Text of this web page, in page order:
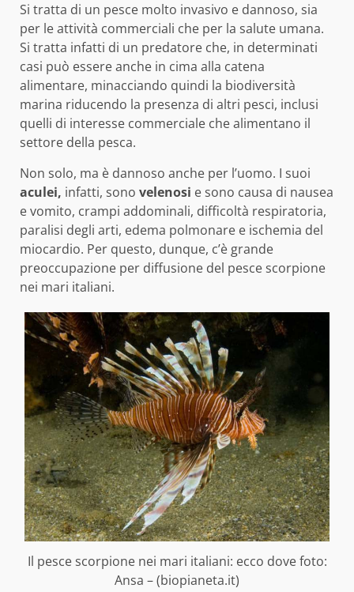
Si tratta di un pesce molto invasivo e dannoso, sia
per le attività commerciali che per la salute umana.
Si tratta infatti di un predatore che, in determinati
casi può essere anche in cima alla catena
alimentare, minacciando quindi la biodiversità
marina riducendo la presenza di altri pesci, inclusi
quelli di interesse commerciale che alimentano il
settore della pesca.
Non solo, ma è dannoso anche per l’uomo. I suoi
aculei, infatti, sono velenosi e sono causa di nausea
e vomito, crampi addominali, difficoltà respiratoria,
paralisi degli arti, edema polmonare e ischemia del
miocardio. Per questo, dunque, c’è grande
preoccupazione per diffusione del pesce scorpione
nei mari italiani.
Il pesce scorpione nei mari italiani: ecco dove foto:
Ansa – (biopianeta.it)